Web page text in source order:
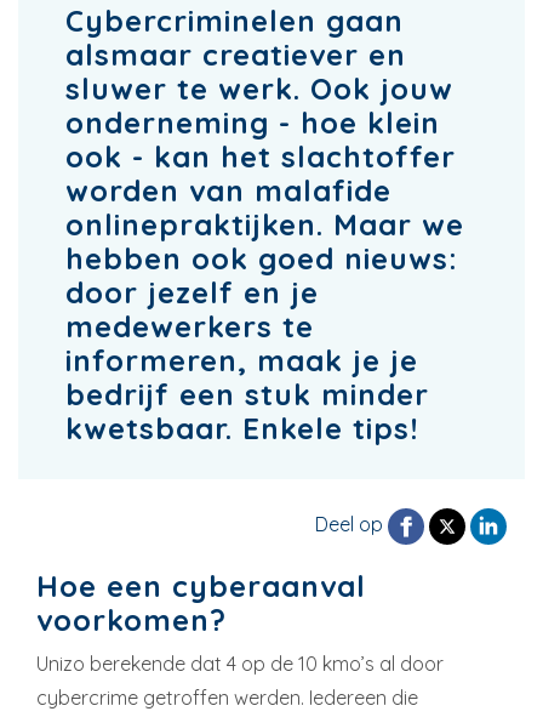
Cybercriminelen gaan
alsmaar creatiever en
sluwer te werk. Ook jouw
onderneming - hoe klein
ook - kan het slachtoffer
worden van malafide
onlinepraktijken. Maar we
hebben ook goed nieuws:
door jezelf en je
medewerkers te
informeren, maak je je
bedrijf een stuk minder
kwetsbaar. Enkele tips!
Deel op
Hoe een cyberaanval
voorkomen?
Unizo berekende dat 4 op de 10 kmo’s al door
cybercrime getroffen werden. Iedereen die